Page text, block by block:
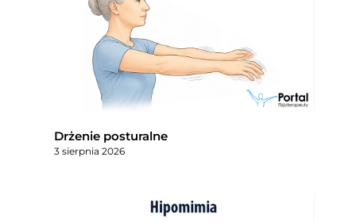
Drżenie posturalne
3 sierpnia 2026